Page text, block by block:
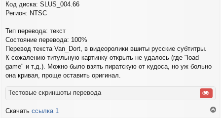
Код диска: SLUS_004.66
Регион: NTSC
Тип перевода: текст
Состояние перевода: 100%
Перевод текста Van_Dort, в видеоролики вшиты русские субтитры.
К сожалению титульную картинку открыть не удалось (где "load
game" и т.д.). Можно было взять пиратскую от кудоса, но уж больно
она кривая, проще оставить оригинал.
Тестовые скриншоты перевода
Скачать ссылка 1